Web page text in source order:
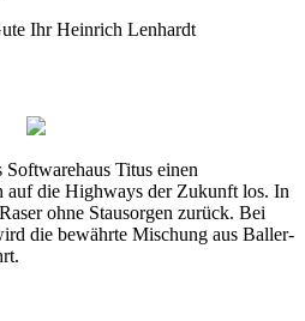
Ihr Heinrich Lenhardt
Titus einen
auf die Highways der Zukunft los. In
ohne Stausorgen zurück. Bei
die bewährte Mischung aus Baller-